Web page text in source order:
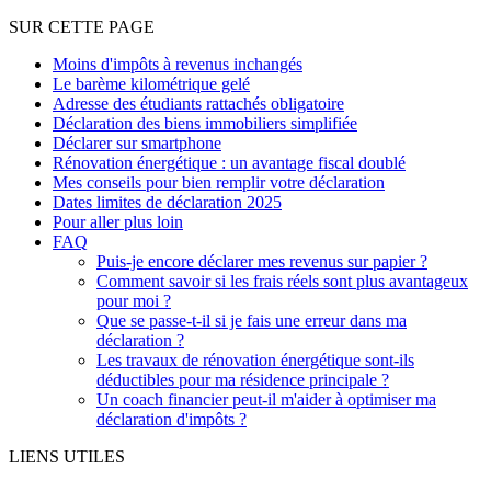
SUR CETTE PAGE
Moins d'impôts à revenus inchangés
Le barème kilométrique gelé
Adresse des étudiants rattachés obligatoire
Déclaration des biens immobiliers simplifiée
Déclarer sur smartphone
Rénovation énergétique : un avantage fiscal doublé
Mes conseils pour bien remplir votre déclaration
Dates limites de déclaration 2025
Pour aller plus loin
FAQ
Puis-je encore déclarer mes revenus sur papier ?
Comment savoir si les frais réels sont plus avantageux
pour moi ?
Que se passe-t-il si je fais une erreur dans ma
déclaration ?
Les travaux de rénovation énergétique sont-ils
déductibles pour ma résidence principale ?
Un coach financier peut-il m'aider à optimiser ma
déclaration d'impôts ?
LIENS UTILES